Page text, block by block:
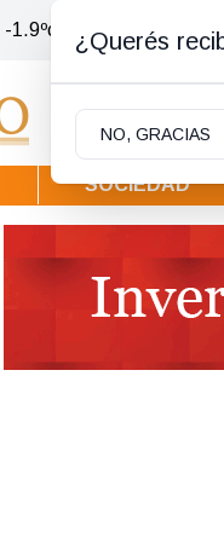
-1.9ºc | Villa la Angostura
SOCIEDAD
¿Querés
NO, GRACIAS